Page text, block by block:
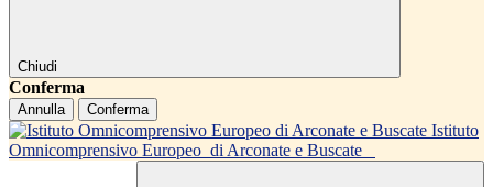
Chiudi
Conferma
Annulla Conferma
Istituto
Omnicomprensivo Europeo di Arconate e Buscate